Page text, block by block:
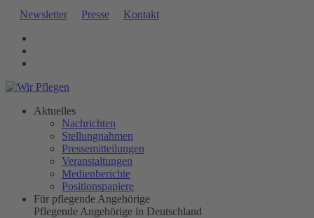
Newsletter Presse Kontakt
Aktuelles
Nachrichten
Stellungnahmen
Pressemitteilungen
Veranstaltungen
Medienberichte
Positionspapiere
Für pflegende Angehörige
Pflegende Angehörige in Deutschland